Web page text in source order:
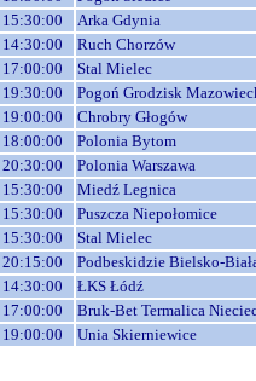
15:30:00
Arka Gdynia
14:30:00
Ruch Chorzów
17:00:00
Stal Mielec
19:30:00
Pogoń Grodzisk
19:00:00
Chrobry Głogów
18:00:00
Polonia Bytom
20:30:00
Polonia Warszawa
15:30:00
Miedź Legnica
15:30:00
Puszcza Niepołomice
15:30:00
Stal Mielec
20:15:00
Podbeskidzie Bielsko-
14:30:00
ŁKS Łódź
17:00:00
Bruk-Bet Termalica
19:00:00 Unia Skierniewice